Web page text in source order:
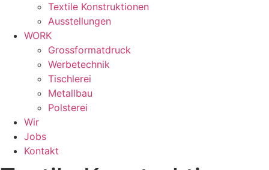
Textile Konstruktionen
Ausstellungen
WORK
Grossformatdruck
Werbetechnik
Tischlerei
Metallbau
Polsterei
Wir
Jobs
Kontakt